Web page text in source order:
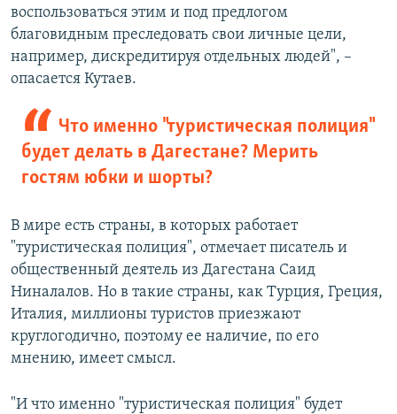
воспользоваться этим и под предлогом
благовидным преследовать свои личные цели,
например, дискредитируя отдельных людей", –
опасается Кутаев.
Что именно "туристическая полиция"
будет делать в Дагестане? Мерить
гостям юбки и шорты?
В мире есть страны, в которых работает
"туристическая полиция", отмечает писатель и
общественный деятель из Дагестана Саид
Ниналалов. Но в такие страны, как Турция, Греция,
Италия, миллионы туристов приезжают
круглогодично, поэтому ее наличие, по его
мнению, имеет смысл.
"И что именно "туристическая полиция" будет